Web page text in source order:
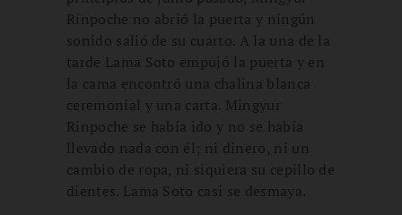
Rinpoche no abrió la puerta y ningún
sonido salió de su cuarto. A la una de la
tarde Lama Soto empujó la puerta y en
la cama encontró una chalina blanca
ceremonial y una carta. Mingyur
Rinpoche se había ido y no se había
llevado nada con él; ni dinero, ni un
cambio de ropa, ni siquiera su cepillo de
dientes. Lama Soto casi se desmaya.